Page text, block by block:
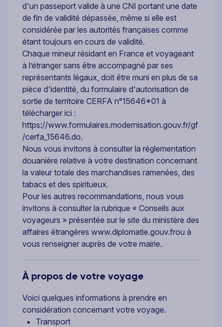
d'un passeport valide à une CNI portant une date
de fin de validité dépassée, même si elle est
considérée par les autorités françaises comme
étant toujours en cours de validité.
Chaque mineur résidant en France et voyageant
à l’étranger sans être accompagné par ses
représentants légaux, doit être muni en plus de sa
pièce d'identité, du formulaire d'autorisation de
sortie de territoire CERFA n°15646*01 à
télécharger ici :
https://www.formulaires.modernisation.gouv.fr/gf
/cerfa_15646.do.
Nous vous invitons à consulter la réglementation
douanière relative à votre destination concernant
la valeur totale des marchandises ramenées, des
tabacs et des spiritueux.
Pour les autres recommandations, nous vous
invitons à consulter la rubrique « Conseils aux
voyageurs » présentée sur le site du ministère des
affaires étrangères www.diplomatie.gouv.frou à
vous renseigner auprès de votre mairie.
À propos de votre voyage
Voici quelques informations à prendre en
considération concernant votre voyage.
Transport